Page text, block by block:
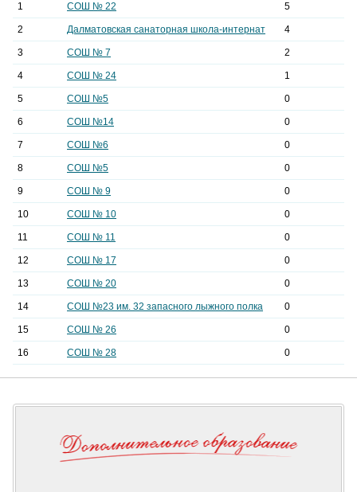
1
СОШ № 22 5
2 Далматовская санаторная школа-интернат 4
3 СОШ № 7 2
4 СОШ № 24 1
5 СОШ №5 0
6 СОШ №14 0
7 СОШ №6 0
8 СОШ №5 0
9 СОШ № 9 0
10 СОШ № 10 0
11 СОШ № 11 0
12 СОШ № 17 0
13 СОШ № 20 0
14 СОШ №23 им. 32 запасного лыжного полка 0
15 СОШ № 26 0
16 СОШ № 28 0